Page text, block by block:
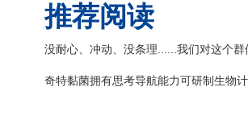
推荐阅读
没耐心、冲动、没条理......我们对这个群
奇特黏菌拥有思考导航能力可研制生物